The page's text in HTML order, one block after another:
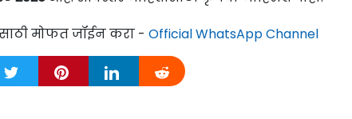
मोफत जॉईन करा - Official WhatsApp Channel